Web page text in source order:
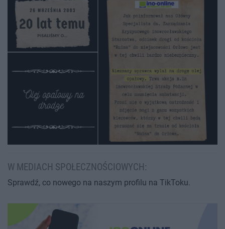
W MEDIACH SPOŁECZNOŚCIOWYCH:
Sprawdź, co nowego na naszym profilu na TikToku.